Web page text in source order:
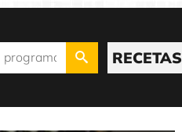
RECETAS